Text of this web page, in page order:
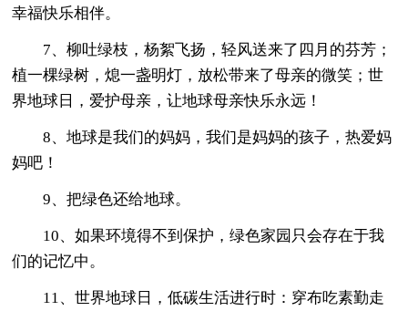
幸福快乐相伴。
7、柳吐绿枝，杨絮飞扬，轻风送来了四月的芬芳；
植一棵绿树，熄一盏明灯，放松带来了母亲的微笑；世
界地球日，爱护母亲，让地球母亲快乐永远！
8、地球是我们的妈妈，我们是妈妈的孩子，热爱妈
妈吧！
9、把绿色还给地球。
10、如果环境得不到保护，绿色家园只会存在于我
们的记忆中。
11、世界地球日，低碳生活进行时：穿布吃素勤走